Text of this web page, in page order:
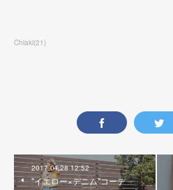
Chiaki(21)
2017.04.28 12:52
"イエロー×デニム"コーデ